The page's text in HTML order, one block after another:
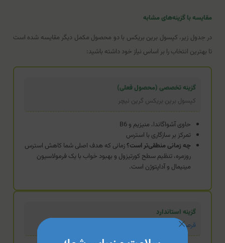
مقایسه با گزینه‌های مشابه
در جدول زیر، کپسول برین بریکس با دو محصول مکمل دیگر مقایسه شده است
تا بهترین انتخاب را بر اساس نیاز خود داشته باشید:
گزینه تخصصی (محصول فعلی)
کپسول برین بریکس گرین نیچر
حاوی آشواگاندا، منیزیم و B6
تمرکز بر سازگاری با استرس
چه زمانی منطقی‌تر است؟زمانی که هدف اصلی شما کاهش استرس
روزمره، تنظیم سطح کورتیزول و بهبود خواب با یک فرمولاسیون
مینیمال و آداپتوژن است.
گزینه استاندارد
قرص مود پلاس نوتراکس